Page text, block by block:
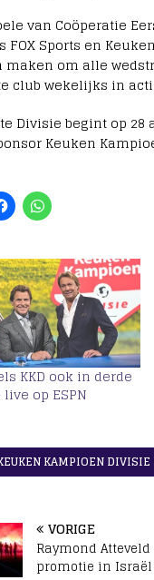
van Coöperatie
FOX Sports en
maken om alle
club wekelijks in
Divisie begint op
Keuken
KKD ook in derde
op ESPN
KAMPIOEN DIVISIE
VORIGE
Raymond
promotie in Israël